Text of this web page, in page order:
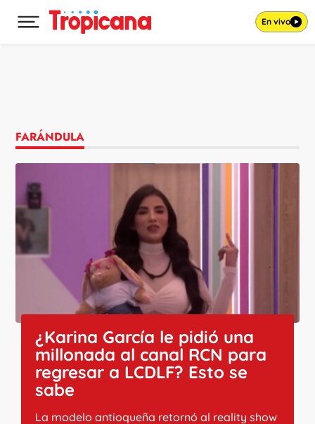
Desplegar menú principal En vivo
FARÁNDULA
¿Karina García le pidió una
millonada al canal RCN para
regresar a LCDLF? Esto se
sabe
La modelo antioqueña retornó al reality show